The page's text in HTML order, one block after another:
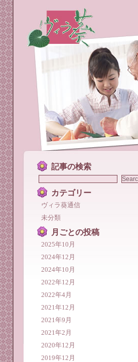
記事の検索
カテゴリー
ヴィラ葵通信
未分類
月ごとの投稿
2025年10月
2024年12月
2024年10月
2022年12月
2022年4月
2021年12月
2021年9月
2021年2月
2020年12月
2019年12月